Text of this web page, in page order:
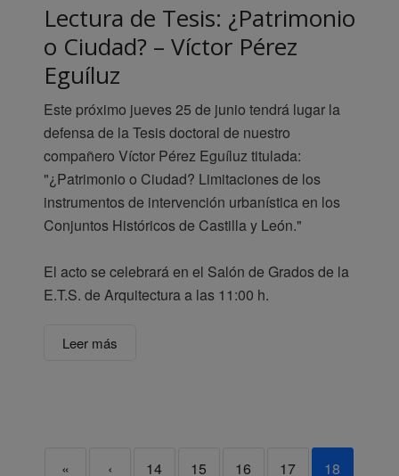
Lectura de Tesis: ¿Patrimonio
o Ciudad? – Víctor Pérez
Eguíluz
Este próximo jueves 25 de junio tendrá lugar la
defensa de la Tesis doctoral de nuestro
compañero Víctor Pérez Eguíluz titulada:
"¿Patrimonio o Ciudad? Limitaciones de los
instrumentos de intervención urbanística en los
Conjuntos Históricos de Castilla y León."
El acto se celebrará en el Salón de Grados de la
E.T.S. de Arquitectura a las 11:00 h.
Leer más
« ‹ 14 15 16 17 18